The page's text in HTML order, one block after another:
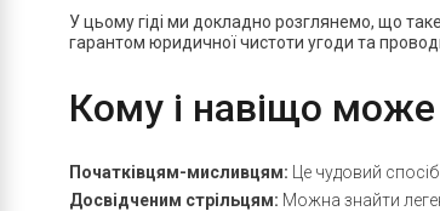
У цьому гіді ми докладно розглянемо, що
гарантом юридичної чистоти угоди та
Кому і навіщо
Початківцям-мисливцям: Це чудовий
Досвідченим стрільцям: Можна знайти